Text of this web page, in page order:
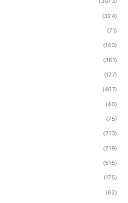
(324)
(71)
(143)
(381)
(177)
(467)
(40)
(75)
(213)
(219)
(515)
(175)
(62)